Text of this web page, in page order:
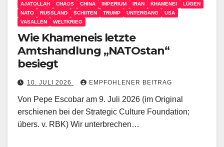
AJATOLLAH CHAOS CHINA IMPERIUM IRAN KHAMENEI
LÜGEN
NATO
RUSSLAND SCHIITEN TRUMP UNTERGANG
USA
VASALLEN
WELTKRIEG
Wie Khameneis letzte
Amtshandlung „NATOstan“
besiegt
10. JULI 2026 EMPFOHLENER BEITRAG
Von Pepe Escobar am 9. Juli 2026 (im Original
erschienen bei der Strategic Culture Foundation;
übers. v. RBK) Wir unterbrechen…